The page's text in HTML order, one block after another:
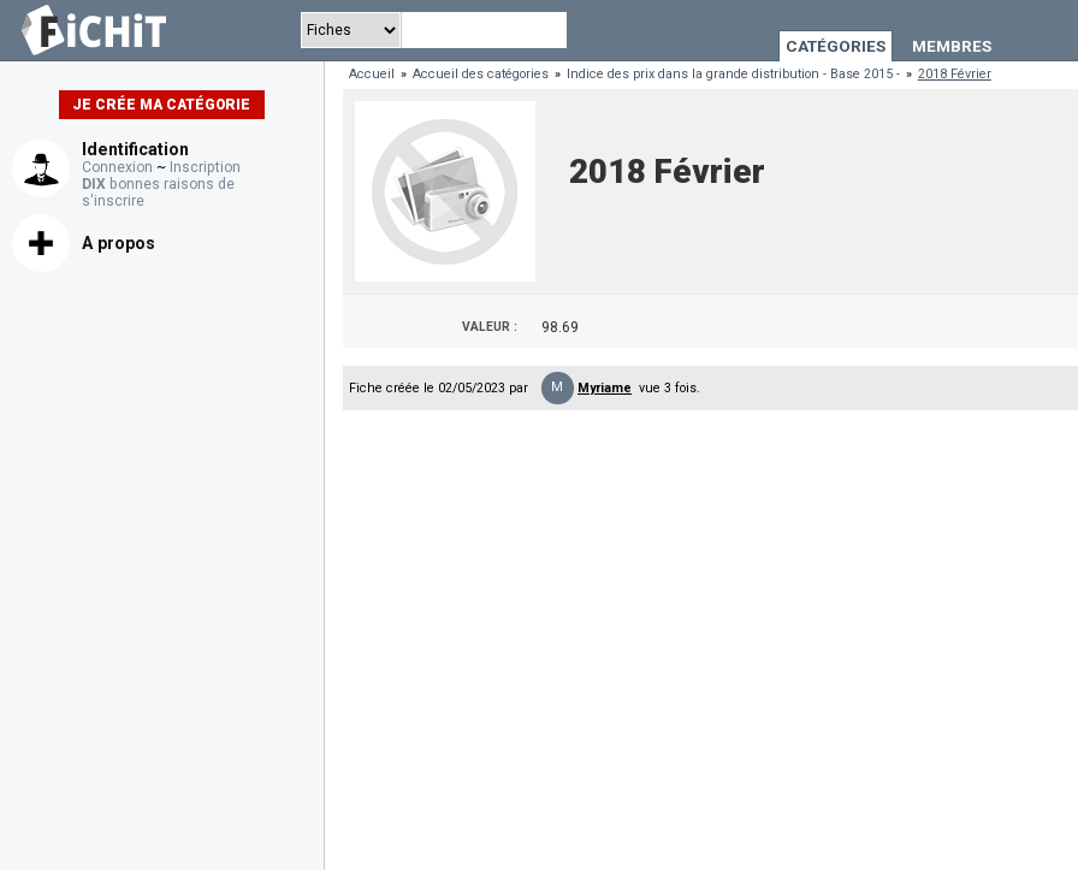
CATÉGORIES MEMBRES
JE CRÉE MA CATÉGORIE
Identification
Connexion ~ Inscription
DIX bonnes raisons de
s'inscrire
A propos
Accueil » Accueil des catégories » Indice des prix dans la grande distribution - Base 2015 - » 2018 Février
2018 Février
VALEUR : 98.69
Fiche créée le 02/05/2023 par M Myriame vue 3 fois.